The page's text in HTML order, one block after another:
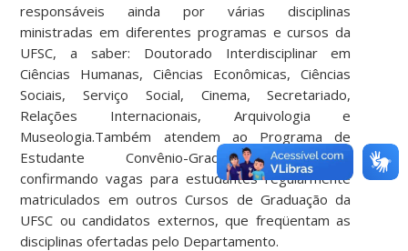
responsáveis ainda por várias disciplinas
ministradas em diferentes programas e cursos da
UFSC, a saber: Doutorado Interdisciplinar em
Ciências Humanas, Ciências Econômicas, Ciências
Sociais, Serviço Social, Cinema, Secretariado,
Relações Internacionais, Arquivologia e
Museologia.Também atendem ao Programa de
Estudante Convênio-Graduação (PEC-G),
confirmando vagas para estudantes regularmente
matriculados em outros Cursos de Graduação da
UFSC ou candidatos externos, que freqüentam as
disciplinas ofertadas pelo Departamento.